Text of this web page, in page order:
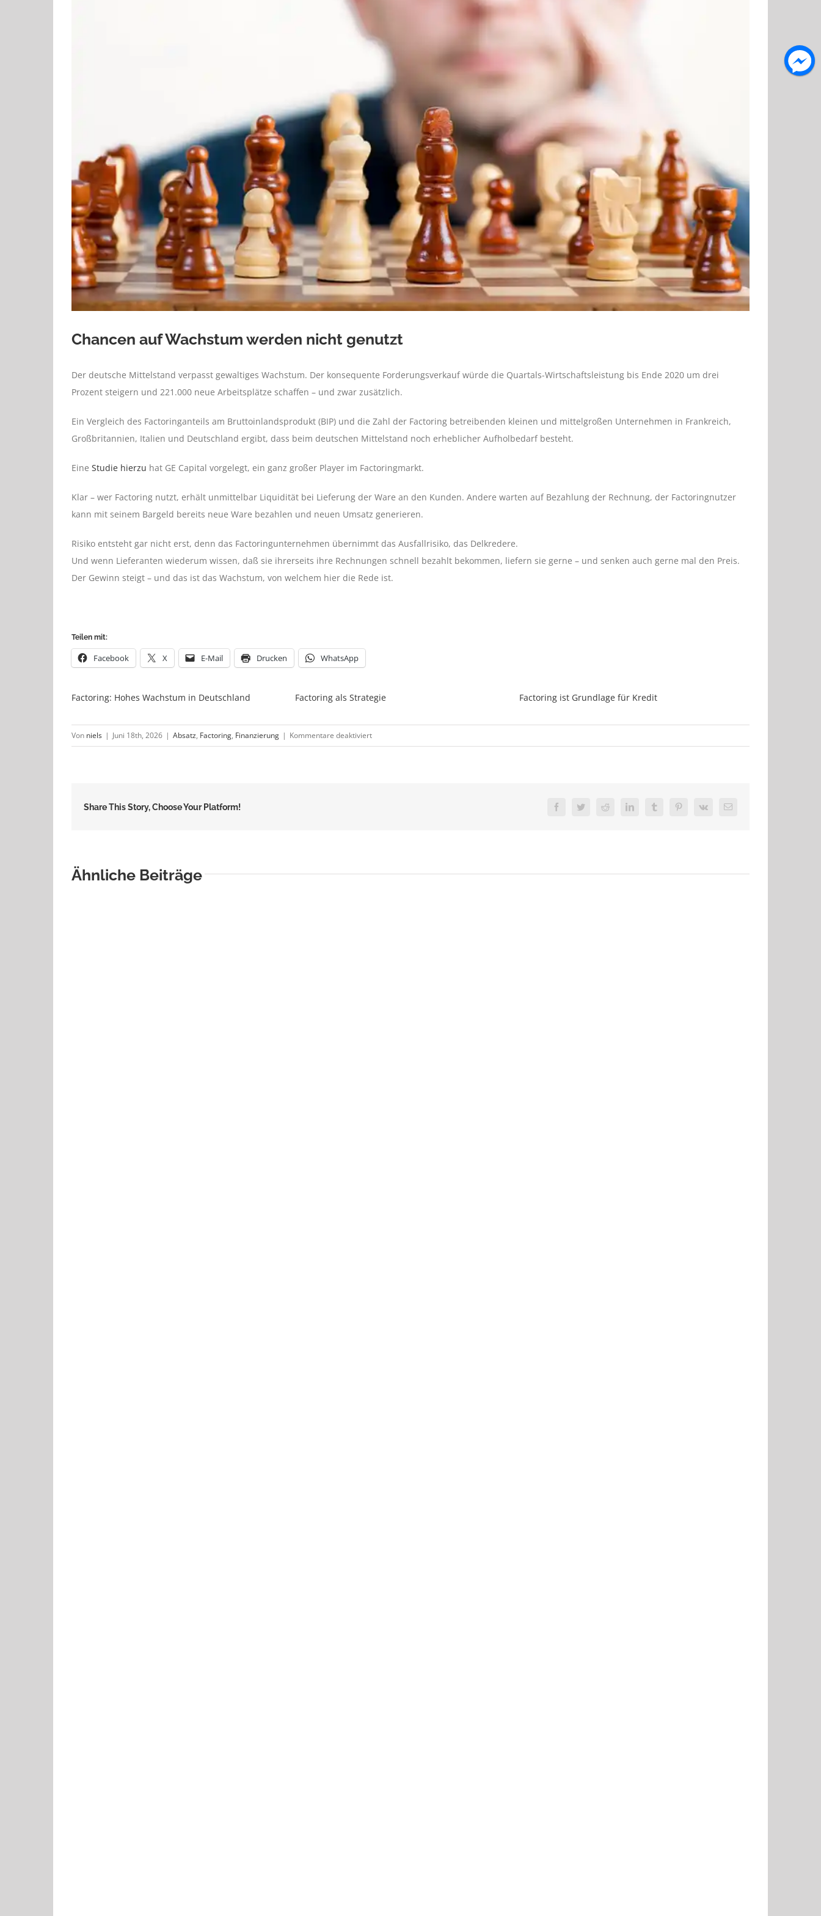
Chancen auf Wachstum werden nicht genutzt
Der deutsche Mittelstand verpasst gewaltiges Wachstum. Der konsequente Forderungsverkauf würde die Quartals-Wirtschaftsleistung bis Ende 2020 um drei
Prozent steigern und 221.000 neue Arbeitsplätze schaffen – und zwar zusätzlich.
Ein Vergleich des Factoringanteils am Bruttoinlandsprodukt (BIP) und die Zahl der Factoring betreibenden kleinen und mittelgroßen Unternehmen in Frankreich,
Großbritannien, Italien und Deutschland ergibt, dass beim deutschen Mittelstand noch erheblicher Aufholbedarf besteht.
Eine Studie hierzu hat GE Capital vorgelegt, ein ganz großer Player im Factoringmarkt.
Klar – wer Factoring nutzt, erhält unmittelbar Liquidität bei Lieferung der Ware an den Kunden. Andere warten auf Bezahlung der Rechnung, der Factoringnutzer
kann mit seinem Bargeld bereits neue Ware bezahlen und neuen Umsatz generieren.
Risiko entsteht gar nicht erst, denn das Factoringunternehmen übernimmt das Ausfallrisiko, das Delkredere.
Und wenn Lieferanten wiederum wissen, daß sie ihrerseits ihre Rechnungen schnell bezahlt bekommen, liefern sie gerne – und senken auch gerne mal den Preis.
Der Gewinn steigt – und das ist das Wachstum, von welchem hier die Rede ist.
Teilen mit:
Facebook X E-Mail Drucken WhatsApp
Factoring: Hohes Wachstum in Deutschland Factoring als Strategie Factoring ist Grundlage für Kredit
Von niels | Juni 18th, 2026 | Absatz, Factoring, Finanzierung | Kommentare deaktiviertfür
Chancen
Share This Story, Choose Your Platform! FacebookTwitterReddit LinkedInTumblrPinterest
Vk
E-
Ähnliche Beiträge